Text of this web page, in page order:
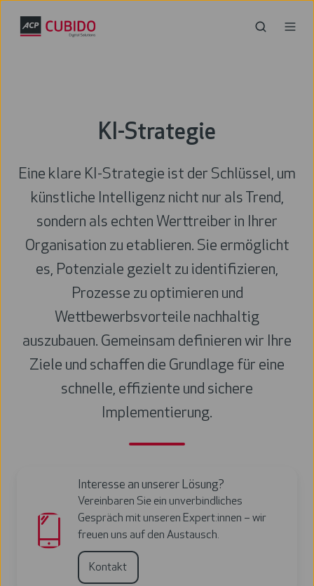
KI-Strategie
Eine klare KI-Strategie ist der Schlüssel, um
künstliche Intelligenz nicht nur als Trend,
sondern als echten Werttreiber in Ihrer
Organisation zu etablieren. Sie ermöglicht
es, Potenziale gezielt zu identifizieren,
Prozesse zu optimieren und
Wettbewerbsvorteile nachhaltig
auszubauen. Gemeinsam definieren wir Ihre
Ziele und schaffen die Grundlage für eine
schnelle, effiziente und sichere
Implementierung.
Interesse an unserer Lösung?
Vereinbaren Sie ein unverbindliches
Gespräch mit unseren Expert:innen – wir
freuen uns auf den Austausch.
Kontakt